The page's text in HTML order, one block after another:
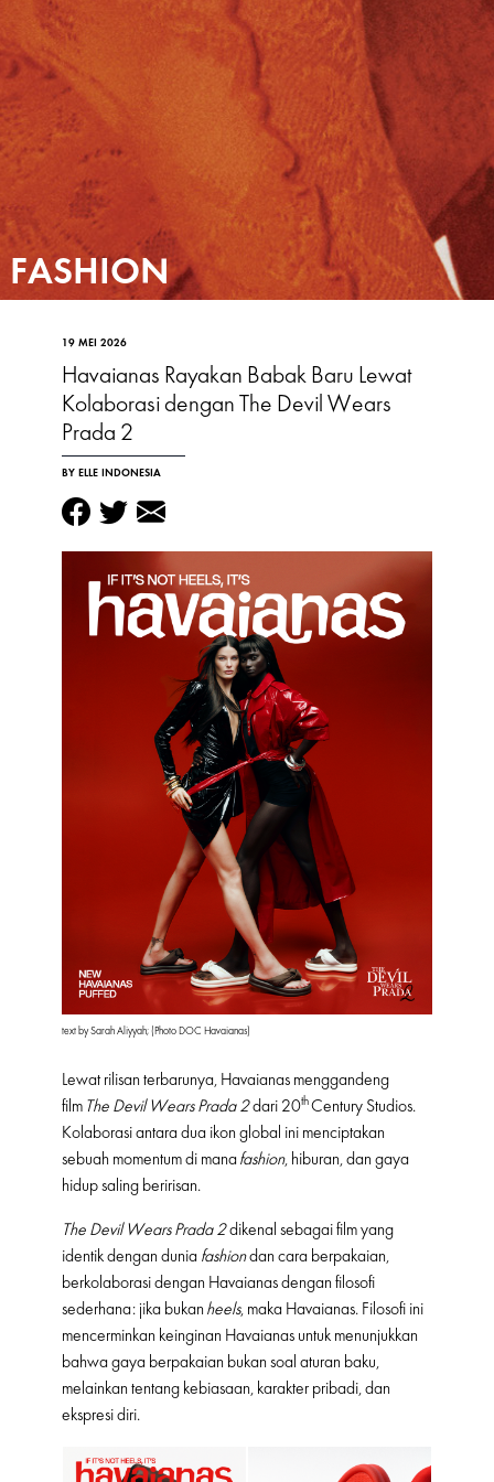
FASHION
19 MEI 2026
Havaianas Rayakan Babak Baru Lewat
Kolaborasi dengan The Devil Wears
Prada 2
BY ELLE INDONESIA
text by Sarah Aliyyah; (Photo DOC Havaianas)
Lewat rilisan terbarunya, Havaianas menggandeng
film The Devil Wears Prada 2dari 20thCentury Studios.
Kolaborasi antara dua ikon global ini menciptakan
sebuah momentum di manafashion, hiburan, dan gaya
hidup saling beririsan.
The Devil Wears Prada 2dikenal sebagai film yang
identik dengan dunia fashiondan cara berpakaian,
berkolaborasi dengan Havaianas dengan filosofi
sederhana: jika bukan heels, maka Havaianas. Filosofi ini
mencerminkan keinginan Havaianas untuk menunjukkan
bahwa gaya berpakaian bukan soal aturan baku,
melainkan tentang kebiasaan, karakter pribadi, dan
ekspresi diri.